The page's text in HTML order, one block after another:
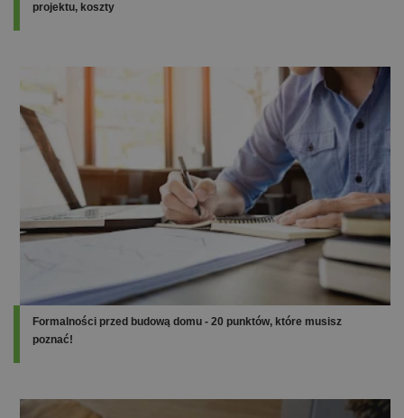
projektu, koszty
Formalności przed budową domu - 20 punktów, które musisz
poznać!